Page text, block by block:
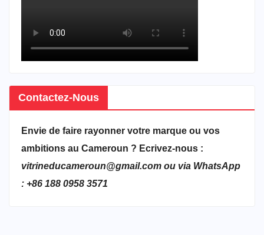
Contactez-Nous
Envie de faire rayonner votre marque ou vos
ambitions au Cameroun ? Ecrivez-nous :
vitrineducameroun@gmail.com ou via WhatsApp
: +86 188 0958 3571